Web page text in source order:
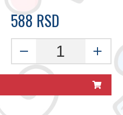
588 RSD